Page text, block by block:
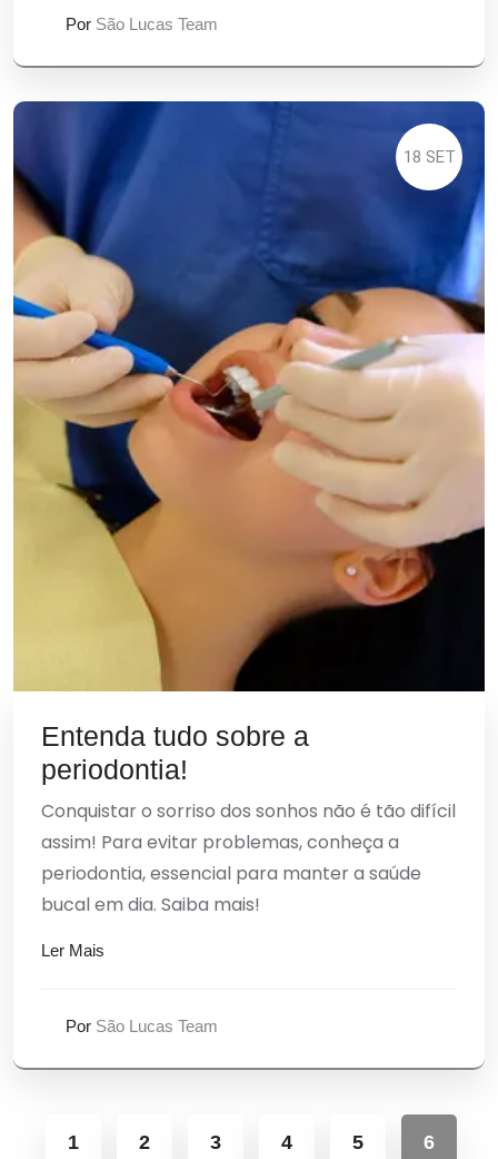
Por São Lucas Team
18 SET
Entenda tudo sobre a
periodontia!
Conquistar o sorriso dos sonhos não é tão difícil
assim! Para evitar problemas, conheça a
periodontia, essencial para manter a saúde
bucal em dia. Saiba mais!
Ler Mais
Por São Lucas Team
1 2 3 4 5 6